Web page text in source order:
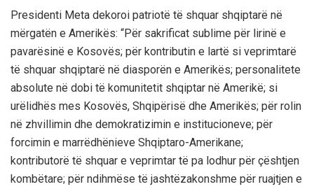
Presidenti Meta dekoroi patriotë të shquar shqiptarë në
mërgatën e Amerikës: “Për sakrificat sublime për lirinë e
pavarësinë e Kosovës; për kontributin e lartë si veprimtarë
të shquar shqiptarë në diasporën e Amerikës; personalitete
absolute në dobi të komunitetit shqiptar në Amerikë; si
urëlidhës mes Kosovës, Shqipërisë dhe Amerikës; për rolin
në zhvillimin dhe demokratizimin e institucioneve; për
forcimin e marrëdhënieve Shqiptaro-Amerikane;
kontributorë të shquar e veprimtar të pa lodhur për çështjen
kombëtare; për ndihmëse të jashtëzakonshme për ruajtjen e